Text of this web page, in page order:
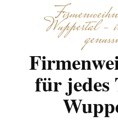
Wuppertal –
für jedes